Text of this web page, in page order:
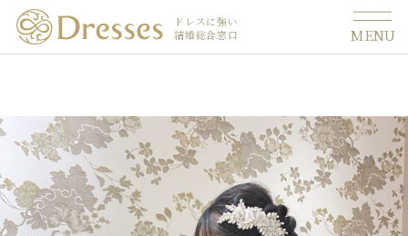
ドレスに強い
結婚総合窓口
MENU